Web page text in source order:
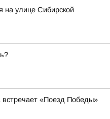
на улице Сибирской
«Поезд Победы»